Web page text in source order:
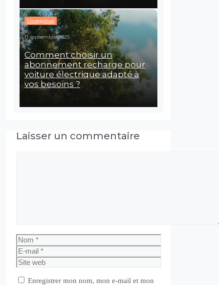
Uncategorized
11 septembre 2025
Comment choisir un
abonnement recharge pour
voiture électrique adapté à
vos besoins ?
Laisser un commentaire
Nom
E-
mail
Site
web
Enregistrer mon nom, mon e-mail et mon